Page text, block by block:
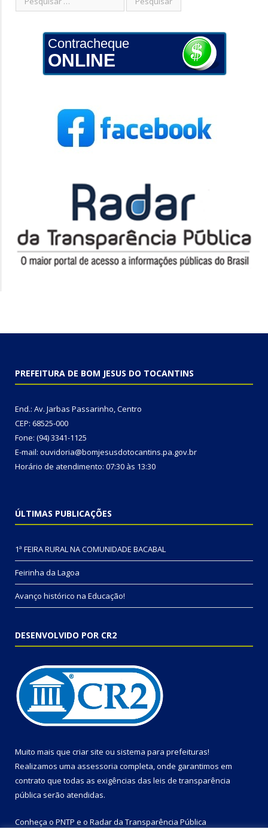
Contracheque
ONLINE
PREFEITURA DE BOM JESUS DO TOCANTINS
End.: Av. Jarbas Passarinho, Centro
CEP: 68525-000
Fone: (94) 3341-1125
E-mail: ouvidoria@bomjesusdotocantins.pa.gov.br
Horário de atendimento: 07:30 às 13:30
ÚLTIMAS PUBLICAÇÕES
1ª FEIRA RURAL NA COMUNIDADE BACABAL
Feirinha da Lagoa
Avanço histórico na Educação!
DESENVOLVIDO POR CR2
Muito mais que criar site ou sistema para prefeituras!
Realizamos uma assessoria completa, onde garantimos em
contrato que todas as exigências das leis de transparência
pública serão atendidas.
Conheça o PNTP e o Radar da Transparência Pública